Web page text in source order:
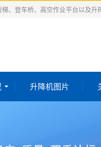
、登车桥、高空作业平台以及升
升降机图片